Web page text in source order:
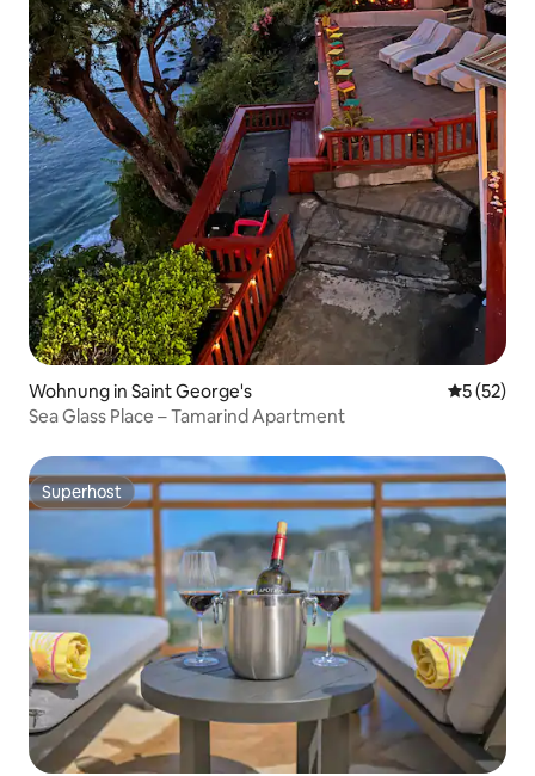
Wohnung in Saint George's
5 (52)
Sea Glass Place – Tamarind Apartment
Superhost
Superhost